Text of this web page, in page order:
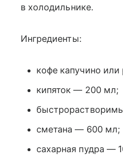
в холодильнике.
Ингредиенты:
кофе капучино
кипяток — 200 мл;
сметана — 600 мл;
сахарная пудра —